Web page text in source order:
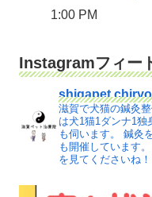
1:00 PM
Instagramフィー
滋賀で犬猫の鍼灸
は犬1猫1ダンナ1独
も伺います。
鍼灸
も開催しています。
を見てくださいね！